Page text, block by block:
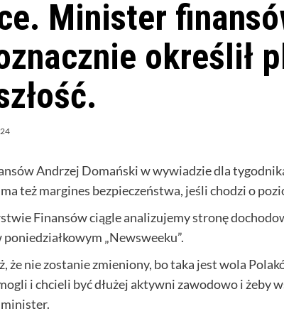
Minister
określił
Andrzej Domański w wywiadzie dla
też margines bezpieczeństwa, jeśli chodzi o
Finansów ciągle analizujemy stronę
„Newsweeku”.
że nie zostanie zmieniony, bo taka jest wola
i chcieli być dłużej aktywni zawodowo i żeby